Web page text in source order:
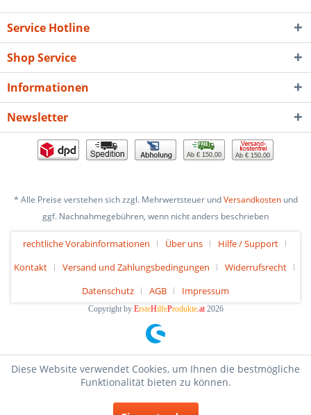
Service Hotline
Shop Service
Informationen
Newsletter
Ab € 150,00 Ab € 150,00
* Alle Preise verstehen sich zzgl. Mehrwertsteuer undVersandkostenund
ggf. Nachnahmegebühren, wenn nicht anders beschrieben
rechtliche Vorabinformationen Über uns
Hilfe / Support
Kontakt
Versand und Zahlungsbedingungen
Widerrufsrecht
Datenschutz
AGB Impressum
Copyright by ErsteHilfeProdukte.at2026
Diese Website verwendet Cookies, um Ihnen die bestmögliche
Funktionalität bieten zu können.